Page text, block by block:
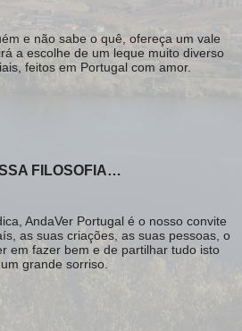
e não sabe o quê, ofereça um vale
a escolhe de um leque muito diverso
feitos em Portugal com amor.
FILOSOFIA…
AndaVer Portugal é o nosso convite
as suas criações, as suas pessoas, o
em fazer bem e de partilhar tudo isto
grande sorriso.